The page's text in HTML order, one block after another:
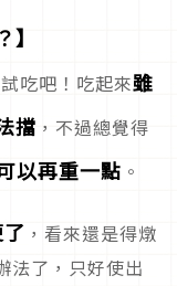
吃吧！吃起來雖
擋 ，不過總覺得
以再重一點 。
，看來還是得燉
法了，只好使出